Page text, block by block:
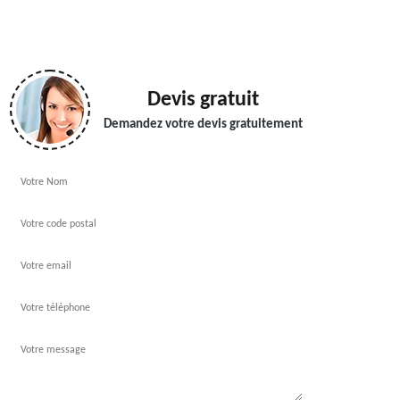
Devis gratuit
Demandez votre devis gratuitement